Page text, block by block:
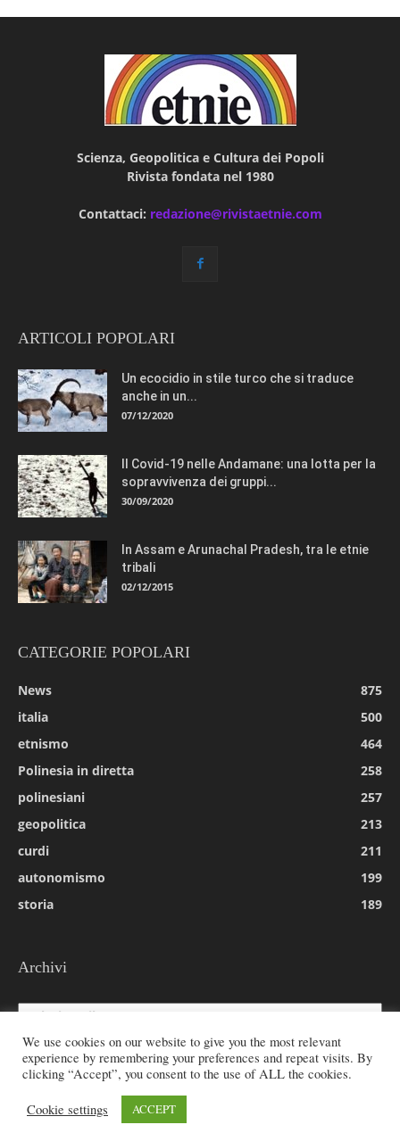
Scienza, Geopolitica e Cultura dei Popoli
Rivista fondata nel 1980
Contattaci: redazione@rivistaetnie.com
ARTICOLI POPOLARI
Un ecocidio in stile turco che si traduce
anche in un...
07/12/2020
Il Covid-19 nelle Andamane: una lotta per la
sopravvivenza dei gruppi...
30/09/2020
In Assam e Arunachal Pradesh, tra le etnie
tribali
02/12/2015
CATEGORIE POPOLARI
News
875
italia
500
etnismo
464
Polinesia in diretta
258
polinesiani
257
geopolitica
213
curdi
211
autonomismo
199
storia
189
Archivi
Archivi
© 2026 All rights reserved - Etnie -
Email:redazione@rivistaetnie.com
We use cookies on our website to give you the most relevant
experience by remembering your preferences and repeat visits. By
clicking “Accept”, you consent to the use of ALL the cookies.
Cookie settings ACCEPT